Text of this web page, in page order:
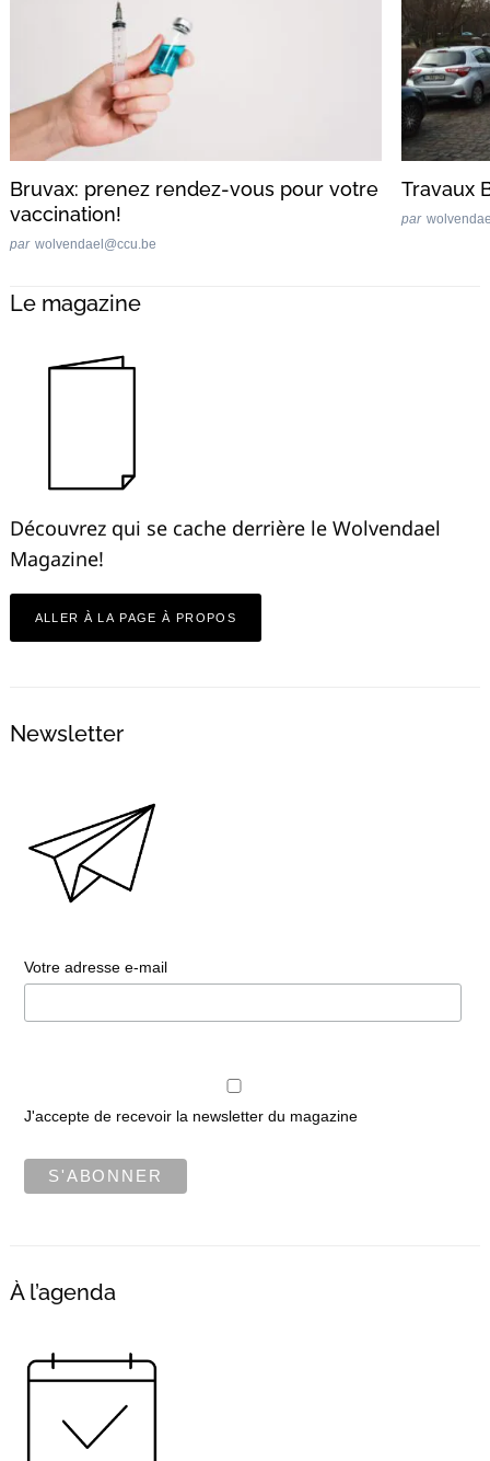
Bruvax: prenez rendez-vous pour votre
vaccination!
par wolvendael@ccu.be
Travaux
par
Le magazine
Découvrez qui se cache derrière le Wolvendael
Magazine!
ALLER À LA PAGE À PROPOS
Newsletter
Votre adresse e-mail
J'accepte de recevoir la newsletter du magazine
À l’agenda